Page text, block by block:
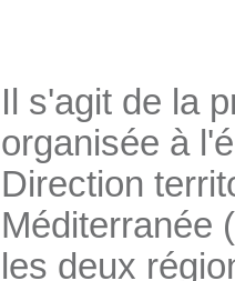
Il s'agit de la
organisée à
Direction
Méditerranée
les deux